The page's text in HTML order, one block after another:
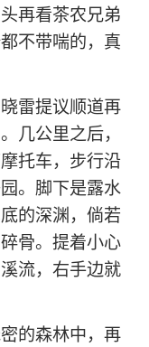
再看茶农兄弟
不带喘的，真
雷提议顺道再
几公里之后，
托车，步行沿
。脚下是露水
的深渊，倘若
骨。提着小心
流，右手边就
的森林中，再